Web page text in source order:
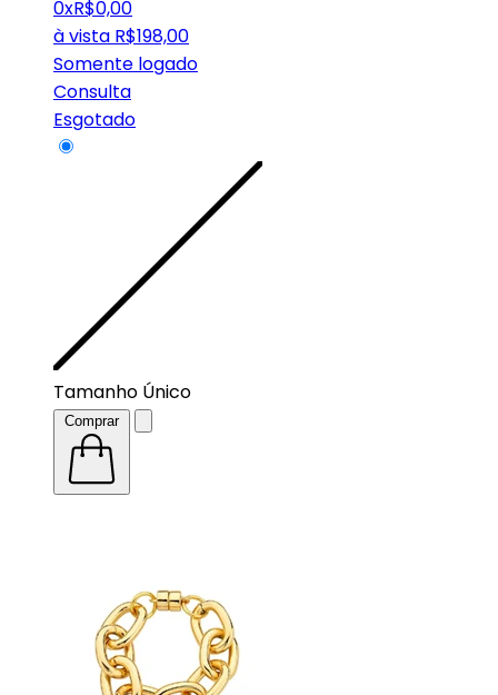
0xR$0,00
à vista R$198,00
Somente logado
Consulta
Esgotado
Tamanho Único
Comprar